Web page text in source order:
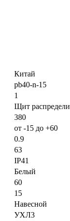
Китай
pb40-n-15
1
Щит
380
от -15 до +60
0.9
63
IP41
Белый
60
15
Навесной
УХЛ3